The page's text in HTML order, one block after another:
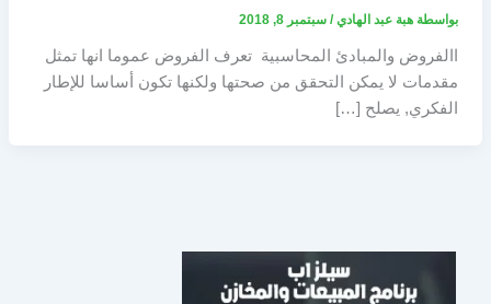
بواسطة هبة عبد الهادي/ سبتمبر 8, 2018
االفروض والمبادئ المحاسبية تعرف الفروض عموما انها تمثل
مقدمات لا يمكن التحقق من صحتها ولكنها تكون أساسا للإطار
الفكري, يصلح […]